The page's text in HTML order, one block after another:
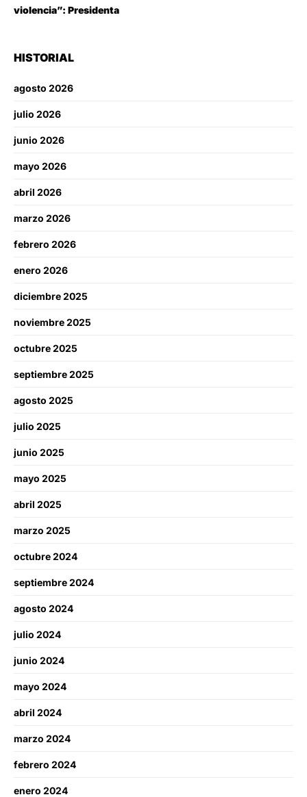
violencia”: Presidenta
HISTORIAL
agosto 2026
julio 2026
junio 2026
mayo 2026
abril 2026
marzo 2026
febrero 2026
enero 2026
diciembre 2025
noviembre 2025
octubre 2025
septiembre 2025
agosto 2025
julio 2025
junio 2025
mayo 2025
abril 2025
marzo 2025
octubre 2024
septiembre 2024
agosto 2024
julio 2024
junio 2024
mayo 2024
abril 2024
marzo 2024
febrero 2024
enero 2024